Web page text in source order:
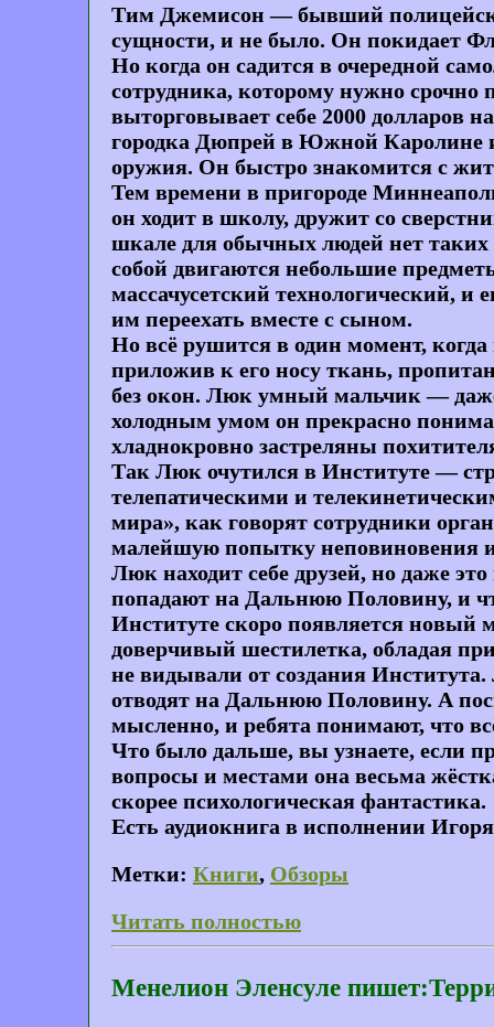
Тим Джемисон — бывший
сущности, и не было. Он покидает
Но когда он садится в очередной
сотрудника, которому нужно
выторговывает себе 2000 долларов
городка Дюпрей в Южной Каролине
оружия. Он быстро знакомится с
Тем времени в пригороде
он ходит в школу, дружит со
шкале для обычных людей нет таких
собой двигаются небольшие
массачусетский технологический,
им переехать вместе с сыном.
Но всё рушится в один момент,
приложив к его носу ткань,
без окон. Люк умный мальчик —
холодным умом он прекрасно
хладнокровно застреляны
Так Люк очутился в Институте —
телепатическими и
мира», как говорят сотрудники
малейшую попытку неповиновения
Люк находит себе друзей, но даже
попадают на Дальнюю Половину, и
Институте скоро появляется новый
доверчивый шестилетка, обладая
не видывали от создания
отводят на Дальнюю Половину. А
мысленно, и ребята понимают, что
Что было дальше, вы узнаете, если
вопросы и местами она весьма
скорее психологическая фантастика.
Есть аудиокнига в исполнении
Метки: Книги, Обзоры
Читать полностью
Менелион Эленсуле